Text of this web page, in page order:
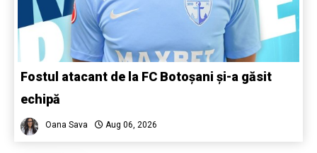
Fostul atacant de la FC Botoșani și-a găsit
echipă
Oana Sava Aug 06, 2026